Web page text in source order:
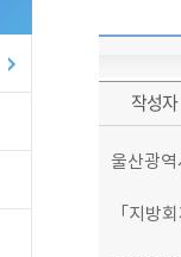
작성자
울산광
「지방